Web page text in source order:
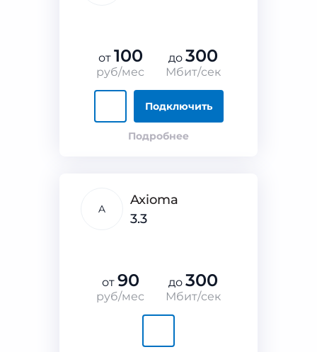
от 100
руб/мес
до 300
Мбит/сек
Подключить
Подробнее
A
Axioma
3.3
от 90
руб/мес
до 300
Мбит/сек